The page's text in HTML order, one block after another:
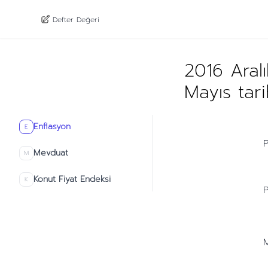
E Enflasyon
M Mevduat
K Konut Fiyat Endeksi
Defter Değeri
2016
Mayıs